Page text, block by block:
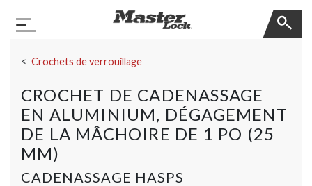
Basculer la navigation
Crochets de verrouillage
CROCHET DE CADENASSAGE
EN ALUMINIUM, DÉGAGEMENT
DE LA MÂCHOIRE DE 1 PO (25
MM)
CADENASSAGE HASPS